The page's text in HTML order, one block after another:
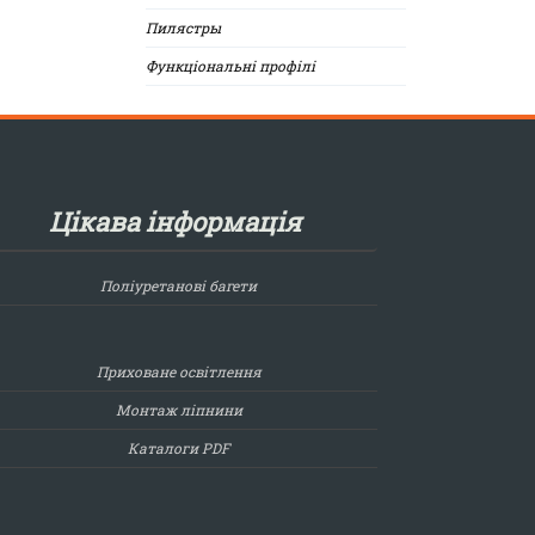
Пилястры
Функціональні профілі
Цікава інформація
Поліуретанові багети
Приховане освітлення
Монтаж ліпнини
Каталоги PDF